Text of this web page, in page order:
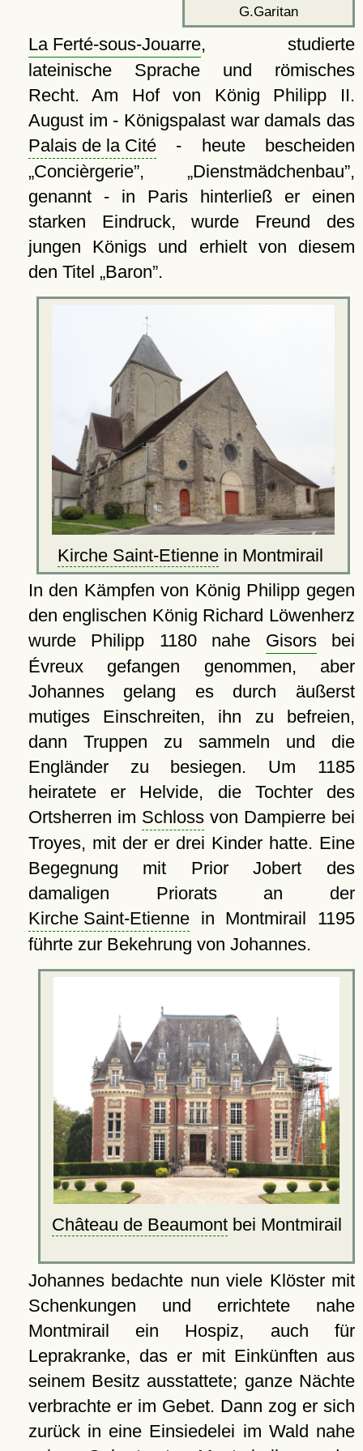
G.Garitan
La Ferté-sous-Jouarre, studierte
lateinische Sprache und römisches
Recht. Am Hof von König Philipp II.
August im - Königspalast war damals das
Palais de la Cité- heute bescheiden
Concièrgerie , Dienstmädchenbau ,
genannt - in Paris hinterließ er einen
starken Eindruck, wurde Freund des
jungen Königs und erhielt von diesem
den Titel Baron .
Kirche Saint-Etienne in Montmirail
In den Kämpfen von König Philipp gegen
den englischen König Richard Löwenherz
wurde Philipp 1180 nahe Gisorsbei
Évreux gefangen genommen, aber
Johannes gelang es durch äußerst
mutiges Einschreiten, ihn zu befreien,
dann Truppen zu sammeln und die
Engländer zu besiegen. Um 1185
heiratete er Helvide, die Tochter des
Ortsherren im Schlossvon Dampierre bei
Troyes, mit der er drei Kinder hatte. Eine
Begegnung mit Prior Jobert des
damaligen Priorats an der
Kirche Saint-Etiennein Montmirail 1195
führte zur Bekehrung von Johannes.
Château de Beaumontbei Montmirail
Johannes bedachte nun viele Klöster mit
Schenkungen und errichtete nahe
Montmirail ein Hospiz, auch für
Leprakranke, das er mit Einkünften aus
seinem Besitz ausstattete; ganze Nächte
verbrachte er im Gebet. Dann zog er sich
zurück in eine Einsiedelei im Wald nahe